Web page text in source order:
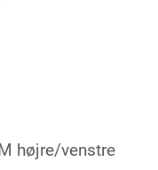
højre/venstre